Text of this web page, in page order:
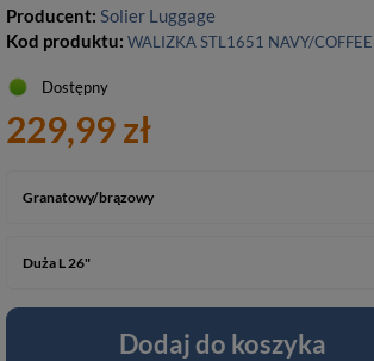
Producent: Solier Luggage
Kod produktu: WALIZKA STL1651 NAVY/
Dostępny
229,99 zł
Granatowy/brązowy
Duża L 26"
Dodaj do koszyka